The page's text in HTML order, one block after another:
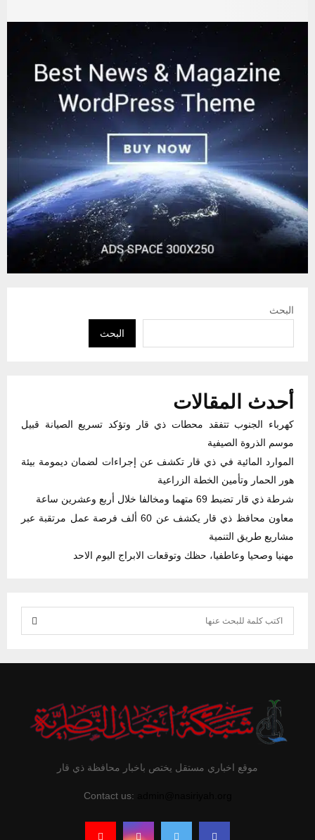
البحث
البحث
أحدث المقالات
كهرباء الجنوب تتفقد محطات ذي قار وتؤكد تسريع الصيانة قبيل
موسم الذروة الصيفية
الموارد المائية في ذي قار تكشف عن إجراءات لضمان ديمومة بيئة
هور الحمار وتأمين الخطة الزراعية
شرطة ذي قار تضبط 69 متهما ومخالفا خلال أربع وعشرين ساعة
معاون محافظ ذي قار يكشف عن 60 ألف فرصة عمل مرتقبة عبر
مشاريع طريق التنمية
مهنيا وصحيا وعاطفيا، حظك وتوقعات الابراج اليوم الاحد
e
R
موقع اخباري مستقل يختص باخبار محافظة ذي قار
Contact us: